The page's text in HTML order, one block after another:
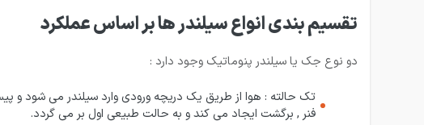
تقسیم بندی انواع سیلندر ها بر اساس عملکرد
دو نوع جک یا سیلندر پنوماتیک وجود دارد :
تک حالته : هوا از طریق یک دریچه ورودی وارد سیلندر می شود و
فنر , برگشت ایجاد می کند و به حالت طبیعی اول بر می گردد.